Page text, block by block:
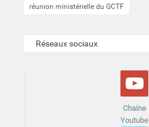
réunion ministérielle du GCTF
Réseaux sociaux
Chaine
Youtube